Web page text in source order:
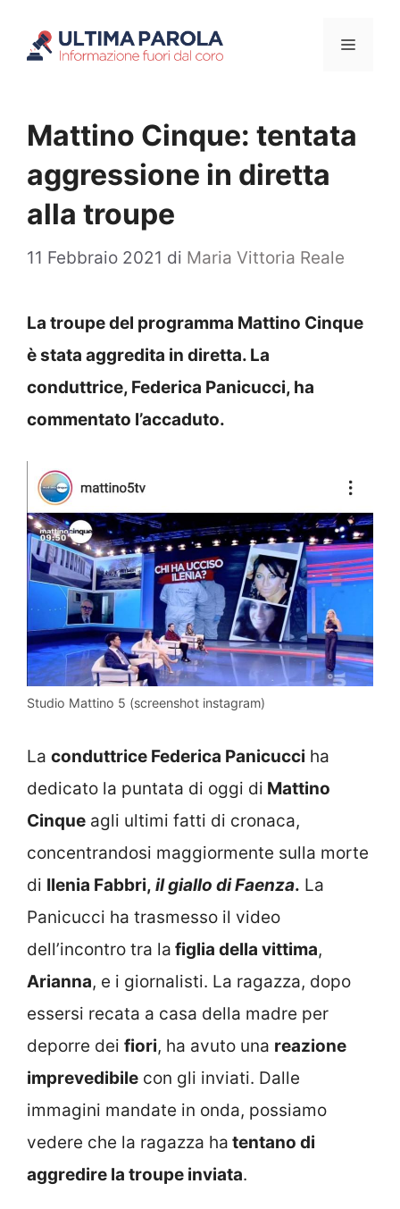
Menu
Mattino Cinque: tentata
aggressione in diretta
alla troupe
11 Febbraio 2021 di Maria Vittoria Reale
La troupe del programma Mattino Cinque
è stata aggredita in diretta. La
conduttrice, Federica Panicucci, ha
commentato l’accaduto.
Studio Mattino 5 (screenshot instagram)
La conduttrice Federica Panicucci ha
dedicato la puntata di oggi di Mattino
Cinque agli ultimi fatti di cronaca,
concentrandosi maggiormente sulla morte
di Ilenia Fabbri, ilgiallo di Faenza. La
Panicucci ha trasmesso il video
dell’incontro tra la figlia della vittima,
Arianna, e i giornalisti. La ragazza, dopo
essersi recata a casa della madre per
deporre dei fiori, ha avuto una reazione
imprevedibile con gli inviati. Dalle
immagini mandate in onda, possiamo
vedere che la ragazza ha tentano di
aggredire la troupe inviata.